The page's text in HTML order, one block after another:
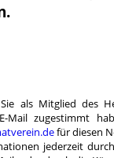
als Mitglied des
Mail zugestimmt
für diesen
jederzeit